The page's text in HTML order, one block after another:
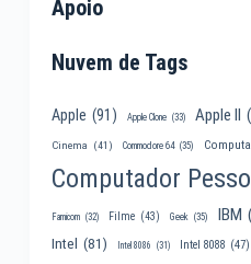
Apoio
Nuvem de Tags
Apple (91) Apple Clone (33) Apple II
Cinema (41) Commodore 64 (35)
Computador
Famicom (32) Filme (43) Geek (35) IBM
Intel (81) Intel 8086 (31) Intel 8088 (47)